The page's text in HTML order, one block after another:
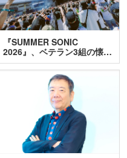
『SUMMER SONIC
2026』、ベテラン3組の懐…